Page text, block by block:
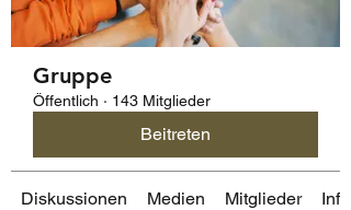
Gruppe
Öffentlich · 143 Mitglieder
Beitreten
Diskussionen Medien Mitglieder Info